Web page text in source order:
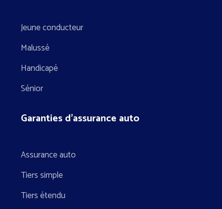
Jeune conducteur
Malussé
Handicapé
Sénior
Garanties d’assurance auto
Assurance auto
Tiers simple
Tiers étendu